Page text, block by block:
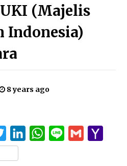
(Majelis
Indonesia)
8 years ago
TwitterLinkedInWhatsApp
Line Gmail